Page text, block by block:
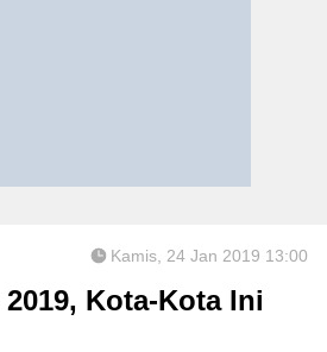
Kamis, 24 Jan 2019 13:00
Kota-Kota Ini